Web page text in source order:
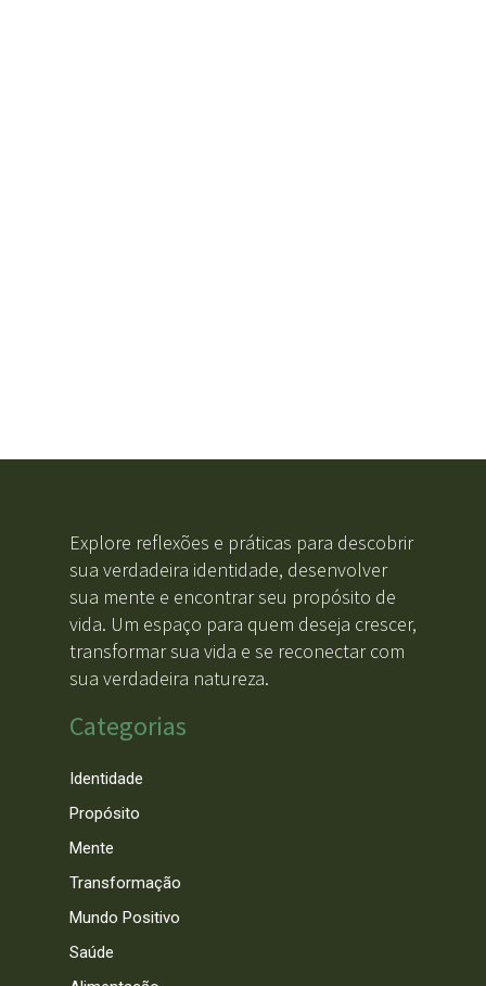
Explore reflexões e práticas para descobrir
sua verdadeira identidade, desenvolver
sua mente e encontrar seu propósito de
vida. Um espaço para quem deseja crescer,
transformar sua vida e se reconectar com
sua verdadeira natureza.
Categorias
Identidade
Propósito
Mente
Transformação
Mundo Positivo
Saúde